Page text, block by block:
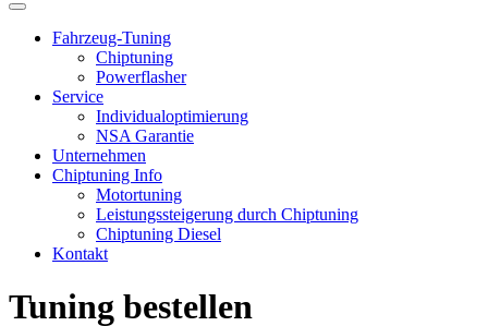
Fahrzeug-Tuning
Chiptuning
Powerflasher
Service
Individualoptimierung
NSA Garantie
Unternehmen
Chiptuning Info
Motortuning
Leistungssteigerung durch Chiptuning
Chiptuning Diesel
Kontakt
Tuning bestellen